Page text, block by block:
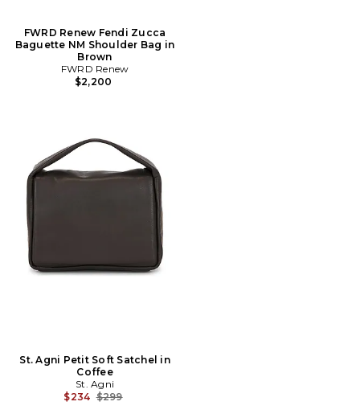
FWRD Renew Fendi Zucca
Baguette NM Shoulder Bag in
Brown
FWRD Renew
$2,200
St. Agni Petit Soft Satchel in
Coffee
St. Agni
$234 Prix Avant Réduction:
$299